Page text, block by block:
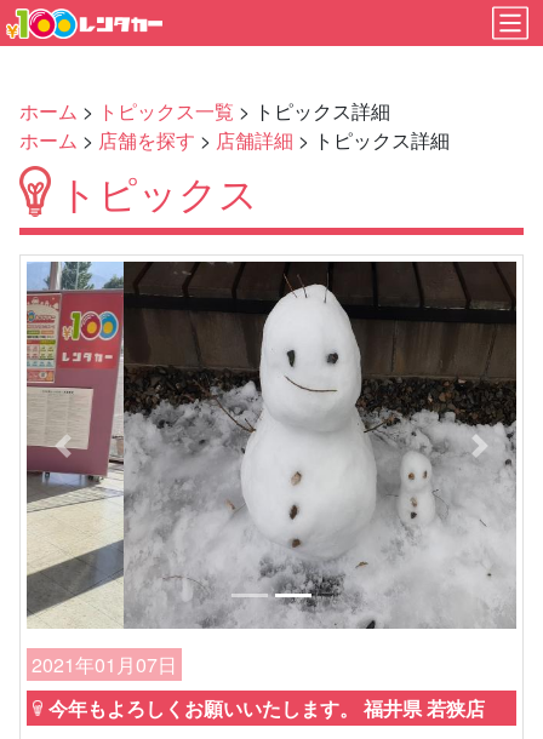
ホーム > トピックス一覧 > トピックス詳細
ホーム > 店舗を探す > 店舗詳細 > トピックス詳細
トピックス
Previous Next
2021年01月07日
今年もよろしくお願いいたします。 福井県 若狭店